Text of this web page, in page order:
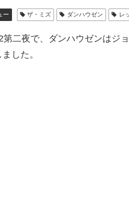
ー ザ・ミズ ダンハウゼン レ
第二夜で、ダンハウゼンはジ
した。